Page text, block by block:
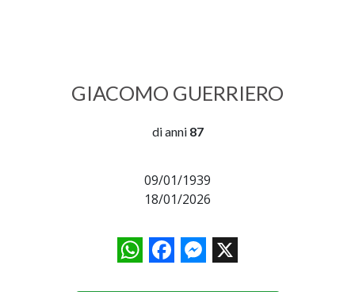
GIACOMO GUERRIERO
di anni 87
09/01/1939
18/01/2026
WhatsAppFacebookMessenger
X